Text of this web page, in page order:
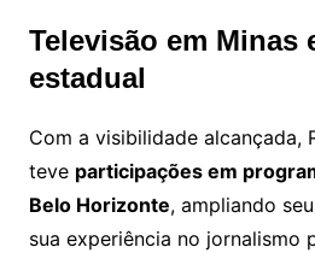
Televisão em Minas
estadual
Com a visibilidade alcançada,
teve participações em
Belo Horizonte, ampliando
sua experiência no jornalismo